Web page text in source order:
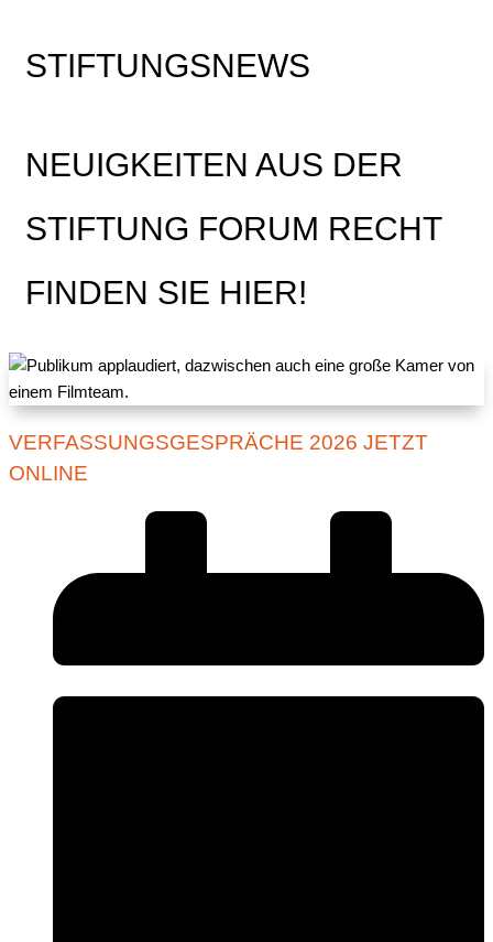
STIFTUNGSNEWS
NEUIGKEITEN AUS DER
STIFTUNG FORUM RECHT
FINDEN SIE HIER!
VERFASSUNGSGESPRÄCHE 2026 JETZT
ONLINE